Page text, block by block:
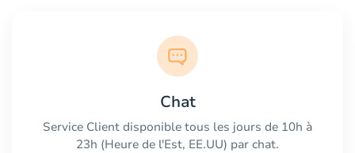
Chat
Service Client disponible tous les jours de 10h à
23h (Heure de l'Est, EE.UU) par chat.